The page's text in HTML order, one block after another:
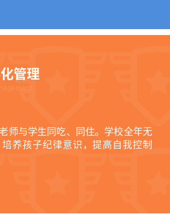
管理
师与学生同吃、同住。学校全年无
养孩子纪律意识，提高自我控制